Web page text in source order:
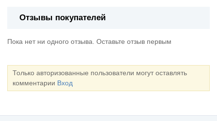
Отзывы покупателей
Пока нет ни одного отзыва. Оставьте отзыв первым
Только авторизованные пользователи могут оставлять
комментарии Вход